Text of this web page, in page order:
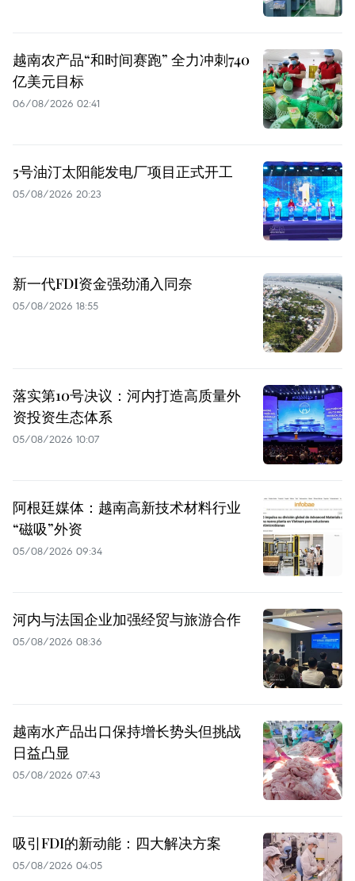
越南农产品“和时间赛跑” 全力冲刺740
亿美元目标
06/08/2026 02:41
5号油汀太阳能发电厂项目正式开工
05/08/2026 20:23
新一代FDI资金强劲涌入同奈
05/08/2026 18:55
落实第10号决议：河内打造高质量外
资投资生态体系
05/08/2026 10:07
阿根廷媒体：越南高新技术材料行业
“磁吸”外资
05/08/2026 09:34
河内与法国企业加强经贸与旅游合作
05/08/2026 08:36
越南水产品出口保持增长势头但挑战
日益凸显
05/08/2026 07:43
吸引FDI的新动能：四大解决方案
05/08/2026 04:05